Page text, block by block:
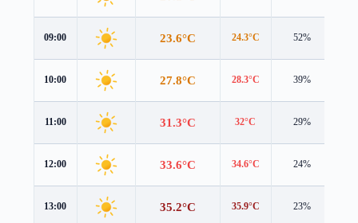
09:00 23.6°C 24.3°C 52%
10:00 27.8°C 28.3°C 39%
11:00 31.3°C 32°C 29%
12:00 33.6°C 34.6°C 24%
13:00 35.2°C 35.9°C 23%